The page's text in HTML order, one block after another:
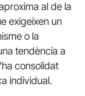
al de la
exigeixen un
o la
tendència a
consolidat
individual.